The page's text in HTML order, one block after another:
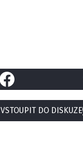
VSTOUPIT DO DISKUZE